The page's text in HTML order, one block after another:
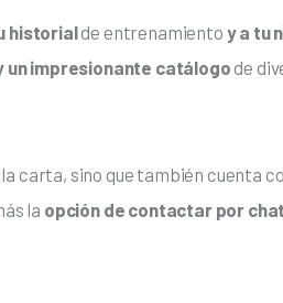
historial de entrenamiento y a tu
un impresionante catálogo de
la carta, sino que también cuenta
la opción de contactar por chat